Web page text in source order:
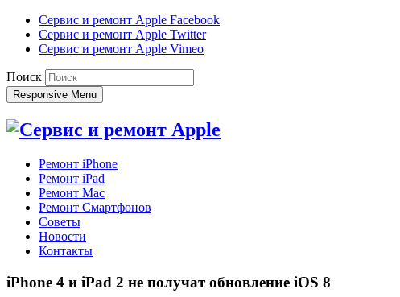
Сервис и ремонт Apple Facebook
Сервис и ремонт Apple Twitter
Сервис и ремонт Apple Vimeo
Поиск
Responsive Menu
Ремонт iPhone
Ремонт iPad
Ремонт Mac
Ремонт Смартфонов
Советы
Новости
Контакты
iPhone 4 и iPad 2 не получат обновление iOS 8